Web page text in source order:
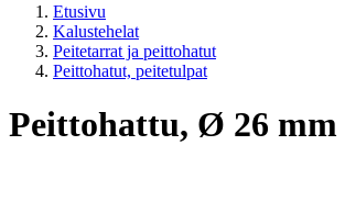
Etusivu
Kalustehelat
Peitetarrat ja peittohatut
Peittohatut, peitetulpat
Peittohattu, Ø 26 mm